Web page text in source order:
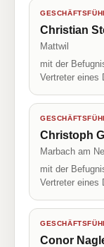
Christian
Mattwil
mit der
Vertreter eines
Christoph
Marbach am
mit der
Vertreter eines
Conor